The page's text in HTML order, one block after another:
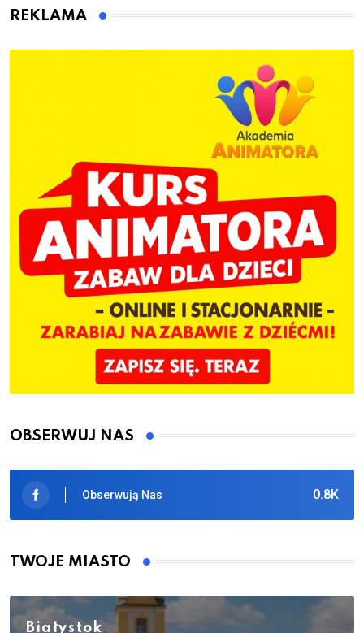
Bolszewie i uderzył w
REKLAMA
OBSERWUJ NAS
0.8K
Obserwują Nas
TWOJE MIASTO
Białystok